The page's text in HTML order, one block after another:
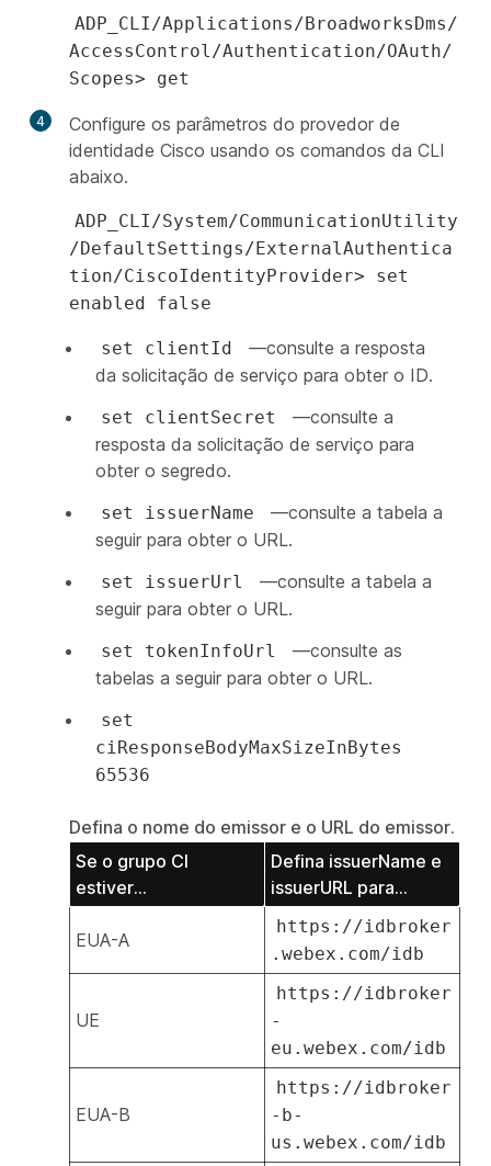
ADP_CLI/Applications/BroadworksDms/
AccessControl/Authentication/OAuth/
Scopes> get
4
Configure os parâmetros do provedor de
identidade Cisco usando os comandos da CLI
abaixo.
ADP_CLI/System/CommunicationUtility
/DefaultSettings/ExternalAuthentica
tion/CiscoIdentityProvider> set
enabled false
set clientId
—consulte a resposta
da solicitação de serviço para obter o ID.
set clientSecret
—consulte a
resposta da solicitação de serviço para
obter o segredo.
set issuerName
—consulte a tabela a
seguir para obter o URL.
set issuerUrl
—consulte a tabela a
seguir para obter o URL.
set tokenInfoUrl
—consulte as
tabelas a seguir para obter o URL.
set
ciResponseBodyMaxSizeInBytes
65536
Defina o nome do emissor e o URL do emissor.
Se o grupo CI
estiver...
Defina issuerName e
issuerURL para...
EUA-A
https://idbroker
.webex.com/idb
UE
https://idbroker
-
eu.webex.com/idb
EUA-B
https://idbroker
-b-
us.webex.com/idb